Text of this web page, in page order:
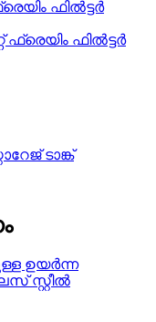
ഫിൽട്ടർ
ഫ്രെയിം ഫിൽട്ടർ
ടാങ്ക്